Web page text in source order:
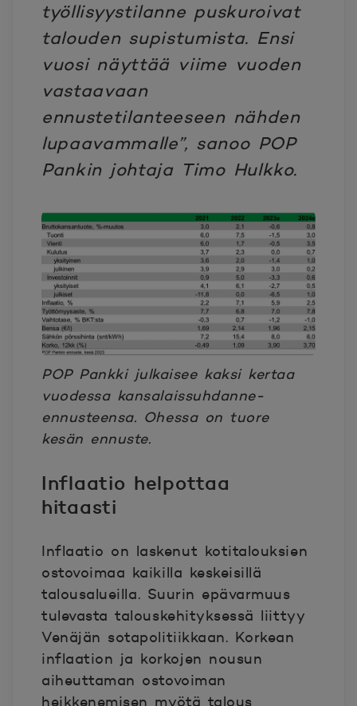
työllisyystilanne puskuroivat
talouden supistumista. Ensi
vuosi näyttää viime vuoden
vastaavaan
ennustetilanteeseen nähden
lupaavammalle”, sanoo POP
Pankin johtaja Timo Hulkko.
POP Pankki julkaisee kaksi kertaa
vuodessa kansalaissuhdanne-
ennusteensa. Ohessa on tuore
kesän ennuste.
Inflaatio helpottaa
hitaasti
Inflaatio on laskenut kotitalouksien
ostovoimaa kaikilla keskeisillä
talousalueilla. Suurin epävarmuus
tulevasta talouskehityksessä liittyy
Venäjän sotapolitiikkaan. Korkean
inflaation ja korkojen nousun
aiheuttaman ostovoiman
heikkenemisen myötä talous